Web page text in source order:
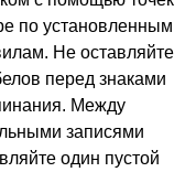
по установленным
Не оставляйте
перед знаками
Между
записями
один пустой